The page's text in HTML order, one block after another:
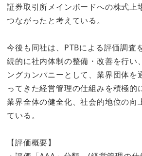
証券取引所メインボードへの株式上
つながったと考えている。
今後も同社は、PTBによる評価調査
続的に社内体制の整備・改善を行い
ングカンパニーとして、業界団体を
ってきた経営管理の仕組みを積極的
業界全体の健全化、社会的地位の向
ている。
【評価概要】